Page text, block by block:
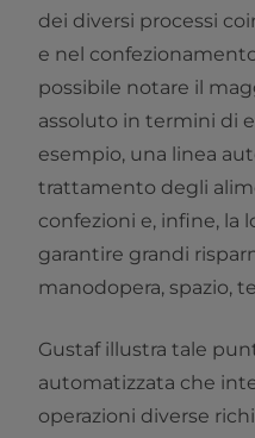
dei diversi processi
e nel
possibile notare il
assoluto in termini di
esempio, una linea
trattamento degli
confezioni e, infine, la
garantire grandi
manodopera, spazio,
Gustaf illustra tale
automatizzata che
operazioni diverse